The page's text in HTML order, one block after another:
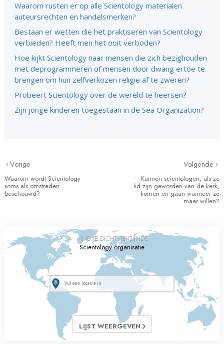
Waarom rusten er op alle Scientology materialen
auteursrechten en handelsmerken?
Bestaan er wetten die het praktiseren van Scientology
verbieden? Heeft men het ooit verboden?
Hoe kijkt Scientology naar mensen die zich bezighouden
met deprogrammeren of mensen door dwang ertoe te
brengen om hun zelfverkozen religie af te zweren?
Probeert Scientology over de wereld te heersen?
Zijn jonge kinderen toegestaan in de Sea Organization?
Vorige
Waarom wordt Scientology
soms als omstreden
beschouwd?
Volgende
Kunnen scientologen, als ze
lid zijn geworden van de kerk,
komen en gaan wanneer ze
maar willen?
VIND JE DICHTSTBIJZIJNDE
Scientology organisatie
LIJST WEERGEVEN